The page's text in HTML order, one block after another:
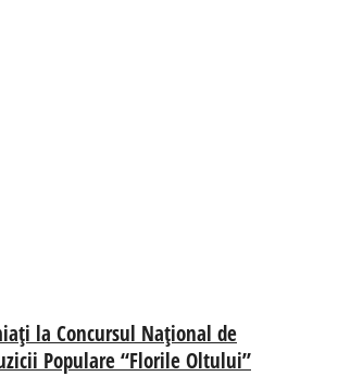
la Concursul Național de
Populare “Florile Oltului”